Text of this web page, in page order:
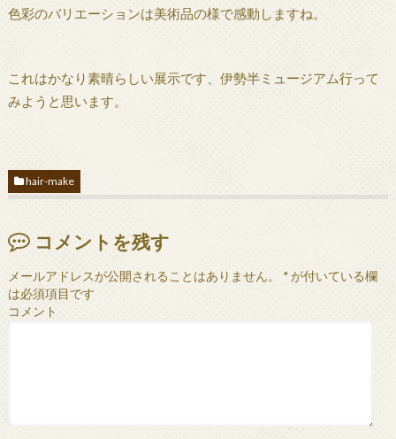
色彩のバリエーションは美術品の様で感動しますね。
これはかなり素晴らしい展示です、伊勢半ミュージアム行って
みようと思います。
hair-make
コメントを残す
メールアドレスが公開されることはありません。 *が付いている欄
は必須項目です
コメント